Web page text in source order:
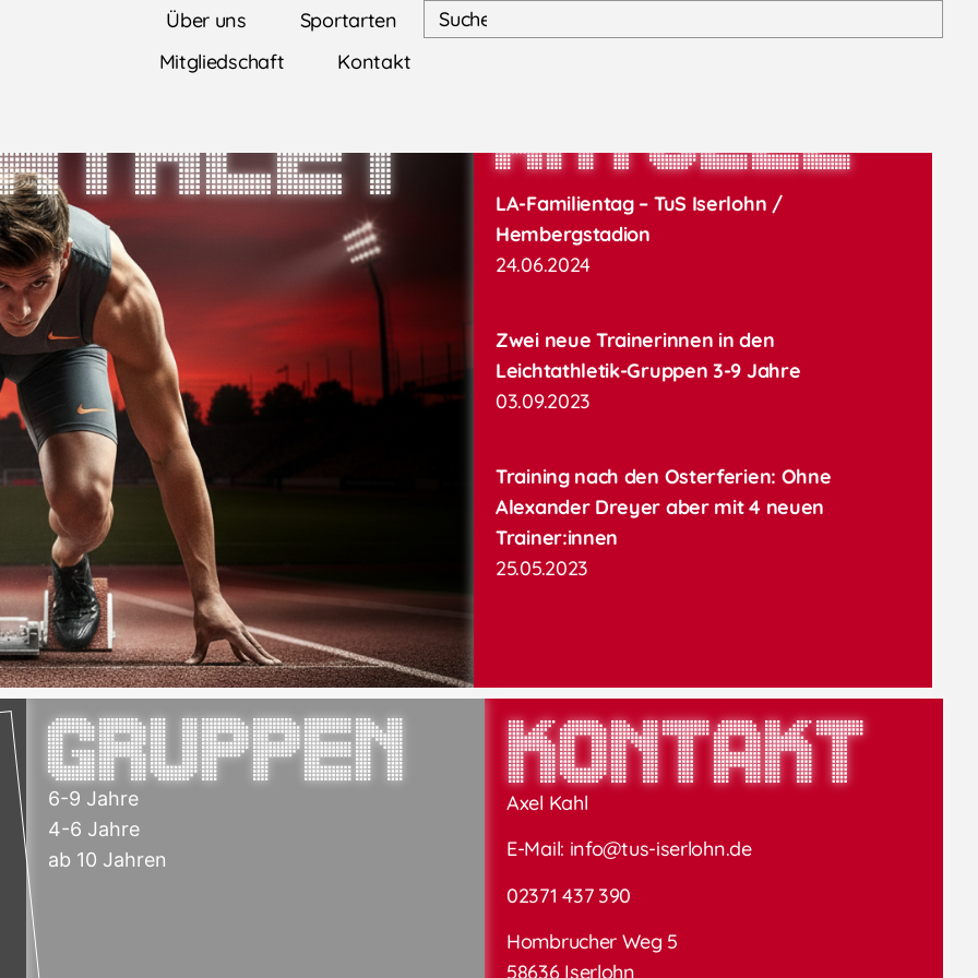
Über uns
Sportarten
Mitgliedschaft
Kontakt
aktuell
LA-Familientag – TuS Iserlohn /
Hembergstadion
24.06.2024
Zwei neue Trainerinnen in den
Leichtathletik-Gruppen 3-9 Jahre
03.09.2023
Training nach den Osterferien: Ohne
Alexander Dreyer aber mit 4 neuen
Trainer:innen
25.05.2023
Kontakt
Axel Kahl
E-Mail: info@tus-iserlohn.de
02371 437 390
Hombrucher Weg 5
58636 Iserlohn
Gruppen
6-9 Jahre
4-6 Jahre
ab 10 Jahren